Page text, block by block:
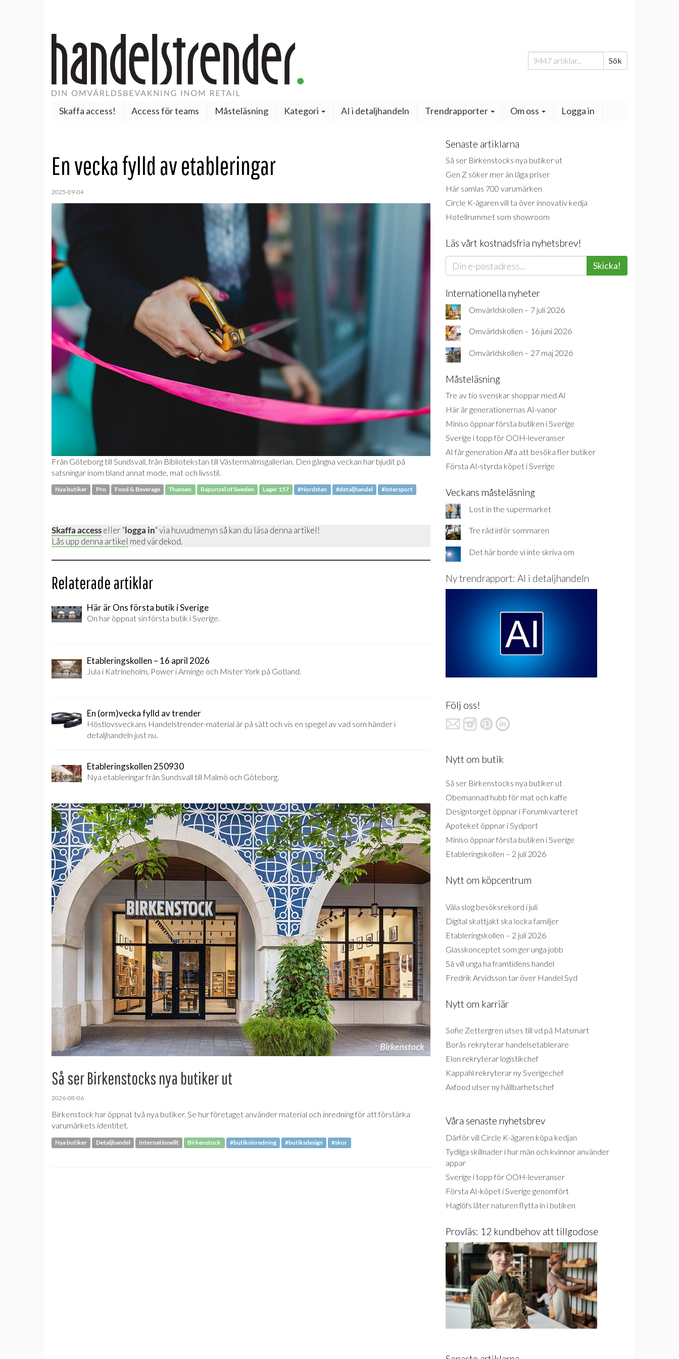
Sök
efter:
Sök
Skaffa access! Access för teams Måsteläsning Kategori AI i detaljhandeln Trendrapporter Om oss Logga in
En vecka fylld av etableringar
2025-09-04
Från Göteborg till Sundsvall, från Bibliotekstan till Västermalmsgallerian. Den gångna veckan har bjudit på
satsningar inom bland annat mode, mat och livsstil.
Nya butiker Pro Food & Beverage Thansen Rapunzel of Sweden Lager 157 #Nordstan #detaljhandel #intersport
Skaffa accesseller "logga in" via huvudmenyn så kan du läsa denna artikel!
Lås upp denna artikel med värdekod.
Relaterade artiklar
Här är Ons första butik i Sverige
On har öppnat sin första butik i Sverige.
Etableringskollen – 16 april 2026
Jula i Katrineholm, Power i Arninge och Mister York på Gotland.
En (orm)vecka fylld av trender
Höstlovsveckans Handelstrender-material är på sätt och vis en spegel av vad som händer i
detaljhandeln just nu.
Etableringskollen 250930
Nya etableringar från Sundsvall till Malmö och Göteborg.
Så ser Birkenstocks nya butiker ut
2026-08-06
Birkenstock har öppnat två nya butiker. Se hur företaget använder material och inredning för att förstärka
varumärkets identitet.
Nya butiker Detaljhandel Internationellt Birkenstock #butiksinredning #butiksdesign #skor
Senaste artiklarna
Så ser Birkenstocks nya butiker ut
Gen Z söker mer än låga priser
Här samlas 700 varumärken
Circle K-ägaren vill ta över innovativ kedja
Hotellrummet som showroom
Läs vårt kostnadsfria nyhetsbrev!
Skicka!
Internationella nyheter
Omvärldskollen – 7 juli 2026
Omvärldskollen – 16 juni 2026
Omvärldskollen – 27 maj 2026
Måsteläsning
Tre av tio svenskar shoppar med AI
Här är generationernas AI-vanor
Miniso öppnar första butiken i Sverige
Sverige i topp för OOH-leveranser
AI får generation Alfa att besöka fler butiker
Första AI-styrda köpet i Sverige
Veckans måsteläsning
Lost in the supermarket
Tre råd inför sommaren
Det här borde vi inte skriva om
Ny trendrapport: AI i detaljhandeln
Följ oss!
Nytt om butik
Så ser Birkenstocks nya butiker ut
Obemannad hubb för mat och kaffe
Designtorget öppnar i Forumkvarteret
Apoteket öppnar i Sydport
Miniso öppnar första butiken i Sverige
Etableringskollen – 2 juli 2026
Nytt om köpcentrum
Väla slog besöksrekord i juli
Digital skattjakt ska locka familjer
Etableringskollen – 2 juli 2026
Glasskonceptet som ger unga jobb
Så vill unga ha framtidens handel
Fredrik Arvidsson tar över Handel Syd
Nytt om karriär
Sofie Zettergren utses till vd på Matsmart
Borås rekryterar handelsetablerare
Elon rekryterar logistikchef
Kappahl rekryterar ny Sverigechef
Axfood utser ny hållbarhetschef
Våra senaste nyhetsbrev
Därför vill Circle K-ägaren köpa kedjan
Tydliga skillnader i hur män och kvinnor använder
appar
Sverige i topp för OOH-leveranser
Första AI-köpet i Sverige genomfört
Haglöfs låter naturen flytta in i butiken
Provläs: 12 kundbehov att tillgodose